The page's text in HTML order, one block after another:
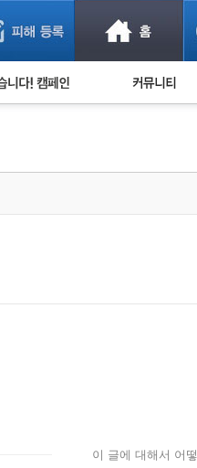
사기 예방했어
이 글에 대해서 어